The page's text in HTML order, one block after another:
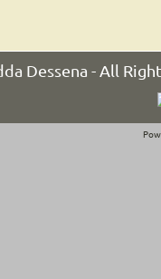
Dessena - All